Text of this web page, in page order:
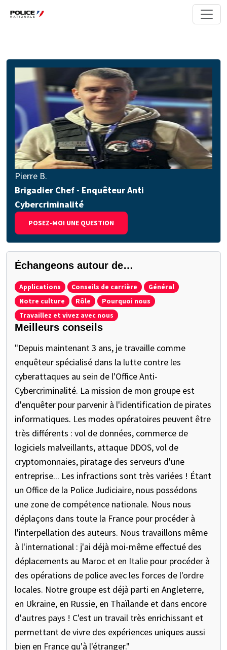
Pierre B.
Brigadier Chef - Enquêteur Anti
Cybercriminalité
POSEZ-MOI UNE QUESTION
Échangeons autour de…
Applications Conseils de carrière
Général
Notre culture
Rôle
Pourquoi nous
Travaillez et vivez avec nous
Meilleurs conseils
"Depuis maintenant 3 ans, je travaille comme
enquêteur spécialisé dans la lutte contre les
cyberattaques au sein de l'Office Anti-
Cybercriminalité. La mission de mon groupe est
d'enquêter pour parvenir à l'identification de pirates
informatiques. Les modes opératoires peuvent être
très différents : vol de données, commerce de
logiciels malveillants, attaque DDOS, vol de
cryptomonnaies, piratage des serveurs d'une
entreprise... Les infractions sont très variées ! Étant
un Office de la Police Judiciaire, nous possédons
une zone de compétence nationale. Nous nous
déplaçons dans toute la France pour procéder à
l'interpellation des auteurs. Nous travaillons même
à l'international : j'ai déjà moi-même effectué des
déplacements au Maroc et en Italie pour procéder à
des opérations de police avec les forces de l'ordre
locales. Notre groupe est déjà parti en Angleterre,
en Ukraine, en Russie, en Thaïlande et dans encore
d'autres pays ! C'est un travail très enrichissant et
permettant de vivre des expériences uniques aussi
bien en France qu'à l'étranger."